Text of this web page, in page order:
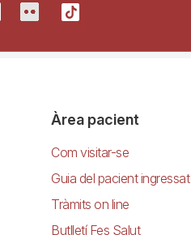
Àrea pacient
Com visitar-se
Guia del pacient ingressat
Tràmits on line
Butlletí Fes Salut